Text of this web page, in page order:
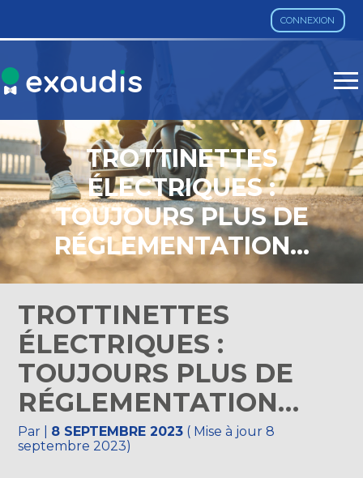
CONNEXION
Aller
TROTTINETTES
ÉLECTRIQUES :
TOUJOURS PLUS DE
RÉGLEMENTATION…
TROTTINETTES
ÉLECTRIQUES :
TOUJOURS PLUS DE
RÉGLEMENTATION…
Par 8 SEPTEMBRE 2023 ( Mise à jour 8
septembre 2023)